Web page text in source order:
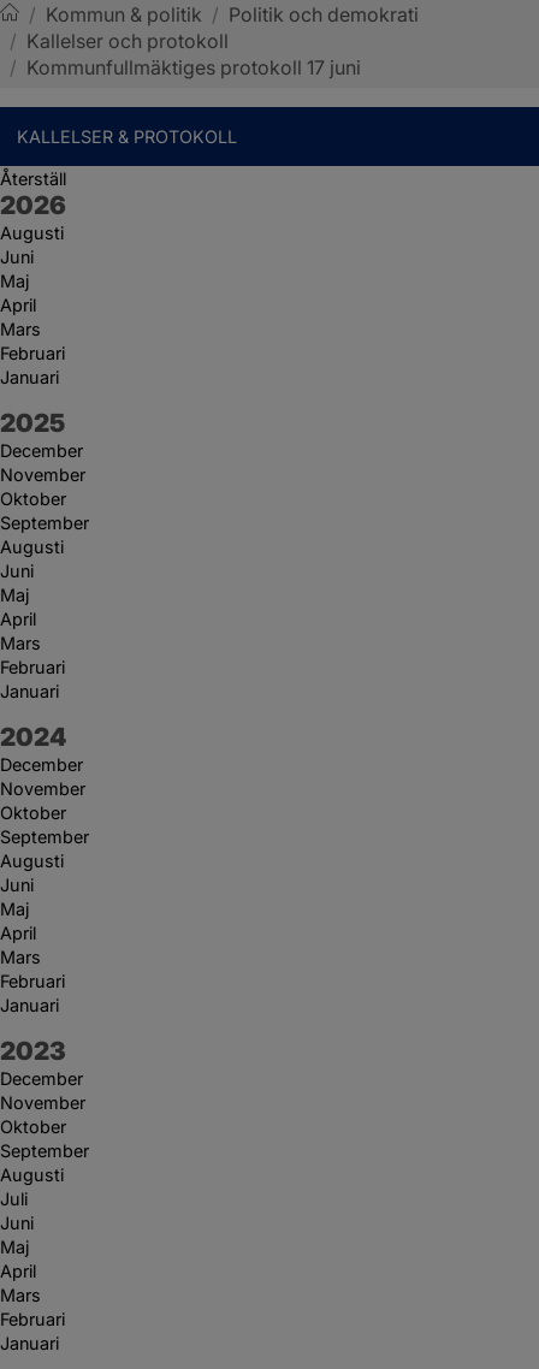
Sotenäs kommun
/ Kommun & politik / Politik och demokrati
/ Kallelser och protokoll
/ Kommunfullmäktiges protokoll 17 juni
KALLELSER & PROTOKOLL
Återställ
År:
2026
Augusti
Juni
Maj
April
Mars
Februari
Januari
År:
2025
December
November
Oktober
September
Augusti
Juni
Maj
April
Mars
Februari
Januari
År:
2024
December
November
Oktober
September
Augusti
Juni
Maj
April
Mars
Februari
Januari
År:
2023
December
November
Oktober
September
Augusti
Juli
Juni
Maj
April
Mars
Februari
Januari